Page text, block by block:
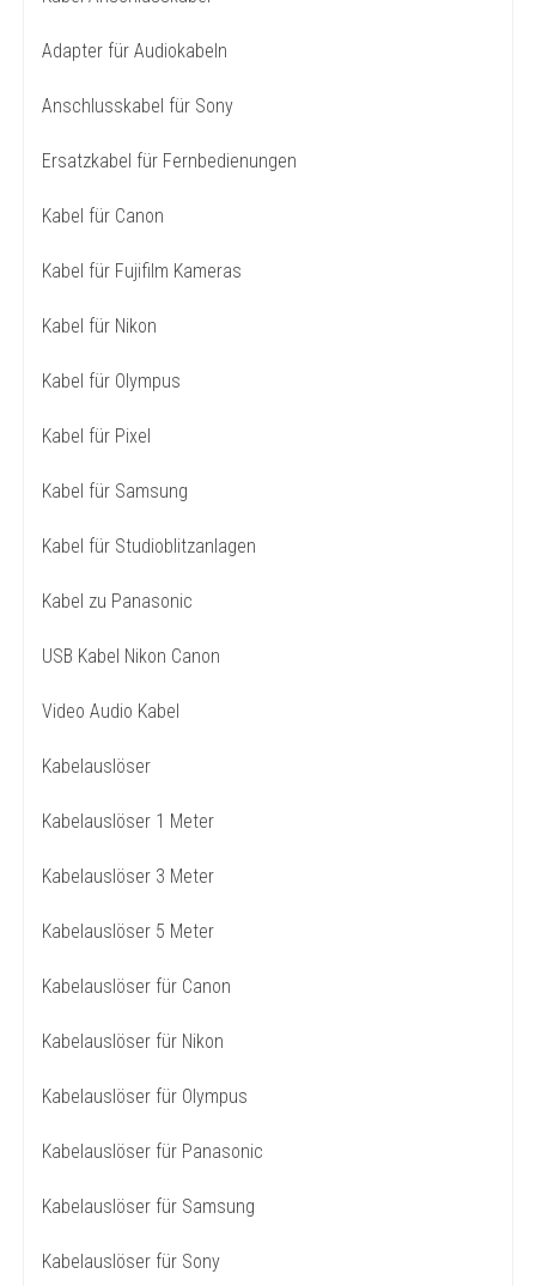
Adapter für Audiokabeln
Anschlusskabel für Sony
Ersatzkabel für Fernbedienungen
Kabel für Canon
Kabel für Fujifilm Kameras
Kabel für Nikon
Kabel für Olympus
Kabel für Pixel
Kabel für Samsung
Kabel für Studioblitzanlagen
Kabel zu Panasonic
USB Kabel Nikon Canon
Video Audio Kabel
Kabelauslöser
Kabelauslöser 1 Meter
Kabelauslöser 3 Meter
Kabelauslöser 5 Meter
Kabelauslöser für Canon
Kabelauslöser für Nikon
Kabelauslöser für Olympus
Kabelauslöser für Panasonic
Kabelauslöser für Samsung
Kabelauslöser für Sony